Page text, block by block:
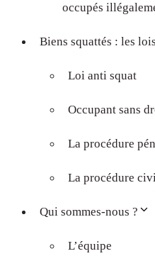
occupés
Biens squattés : les lois
Loi anti squat
Occupant sans
La procédure
La procédure
Qui sommes-nous ?
L’équipe